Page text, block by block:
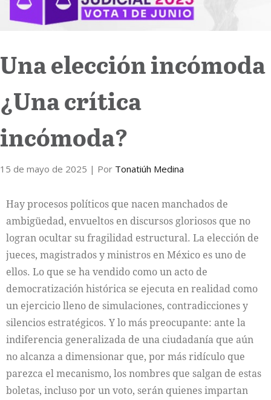
Una elección incómoda
¿Una crítica
incómoda?
15 de mayo de 2025 | Por Tonatiúh Medina
Hay procesos políticos que nacen manchados de
ambigüedad, envueltos en discursos gloriosos que no
logran ocultar su fragilidad estructural. La elección de
jueces, magistrados y ministros en México es uno de
ellos. Lo que se ha vendido como un acto de
democratización histórica se ejecuta en realidad como
un ejercicio lleno de simulaciones, contradicciones y
silencios estratégicos. Y lo más preocupante: ante la
indiferencia generalizada de una ciudadanía que aún
no alcanza a dimensionar que, por más ridículo que
parezca el mecanismo, los nombres que salgan de estas
boletas, incluso por un voto, serán quienes impartan